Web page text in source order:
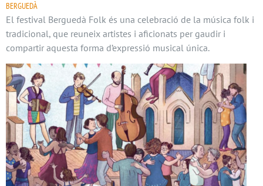
BERGUEDÀ
El festival Berguedà Folk és una celebració de la música folk i
tradicional, que reuneix artistes i aficionats per gaudir i
compartir aquesta forma d’expressió musical única.